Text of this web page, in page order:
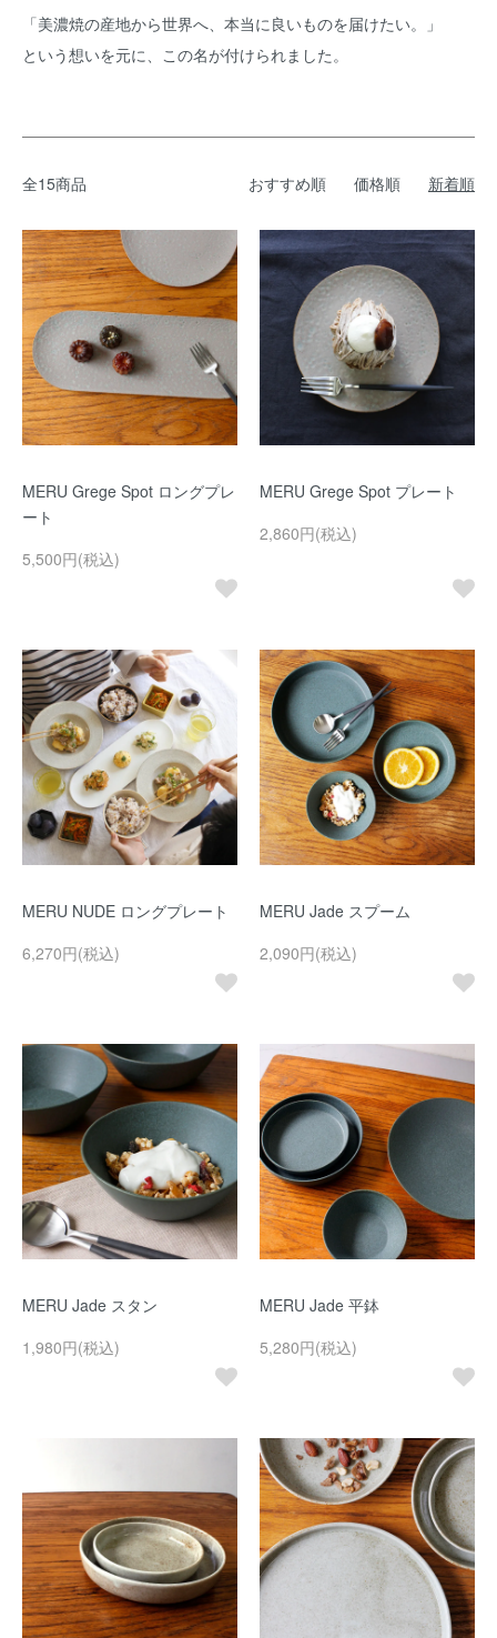
「美濃焼の産地から世界へ、本当に良いものを届けたい。」
という想いを元に、この名が付けられました。
全15商品 おすすめ順 価格順 新着順
MERU Grege Spot ロングプレ
ート
5,500円(税込)
MERU Grege Spot プレート
2,860円(税込)
MERU NUDE ロングプレート
6,270円(税込)
MERU Jade スプーム
2,090円(税込)
MERU Jade スタン
1,980円(税込)
MERU Jade 平鉢
5,280円(税込)